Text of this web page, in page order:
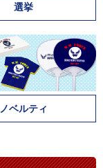
選挙
ノベルティ